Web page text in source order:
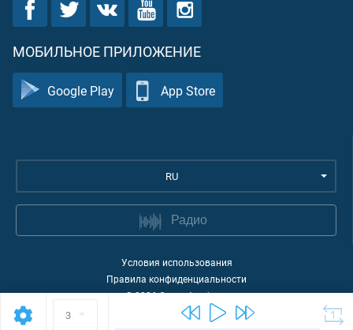
3
МОБИЛЬНОЕ ПРИЛОЖЕНИЕ
Google Play App Store
RU
Радио
Условия использования
Правила конфиденциальности
©2026Quran Academy